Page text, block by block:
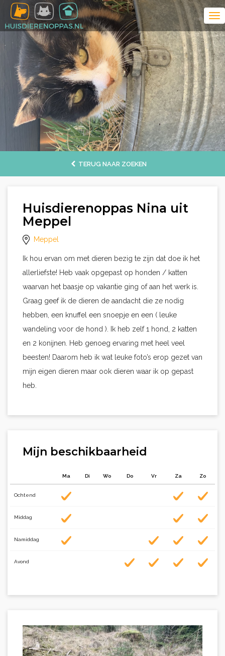
TERUG NAAR ZOEKEN
Huisdierenoppas Nina uit
Meppel
Meppel
Ik hou ervan om met dieren bezig te zijn dat doe ik het
allerliefste! Heb vaak opgepast op honden / katten
waarvan het baasje op vakantie ging of aan het werk is.
Graag geef ik de dieren de aandacht die ze nodig
hebben, een knuffel een snoepje en een ( leuke
wandeling voor de hond ). Ik heb zelf 1 hond, 2 katten
en 2 konijnen. Heb genoeg ervaring met heel veel
beesten! Daarom heb ik wat leuke foto’s erop gezet van
mijn eigen dieren maar ook dieren waar ik op gepast
heb.
Mijn beschikbaarheid
Ma Di Wo Do Vr Za Zo
Ochtend
Middag
Namiddag
Avond